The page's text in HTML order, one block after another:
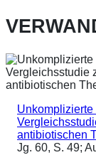
antibiotischen
Jg. 60, S. 49;